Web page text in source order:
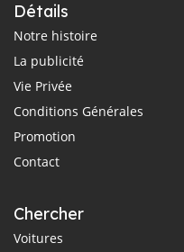
Détails
Notre histoire
La publicité
Vie Privée
Conditions Générales
Promotion
Contact
Chercher
Voitures